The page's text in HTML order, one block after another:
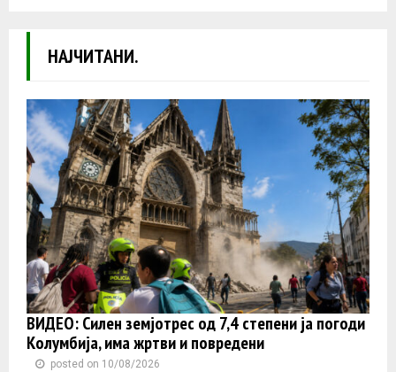
НАЈЧИТАНИ.
ВИДЕО: Силен земјотрес од 7,4 степени ја погоди
Колумбија, има жртви и повредени
posted on 10/08/2026